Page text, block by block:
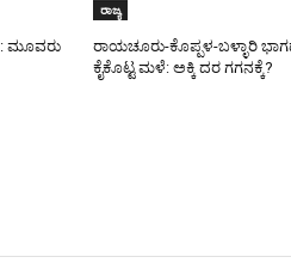
ಮೂವರು
ರಾಜ್ಯ
ರಾಯಚೂರು-ಕೊಪ್ಪಳ-ಬಳ್ಳಾರಿ
ಕೈಕೊಟ್ಟ ಮಳೆ: ಅಕ್ಕಿ ದರ ಗಗನಕ್ಕೆ?